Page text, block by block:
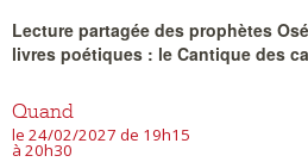
Lecture partagée des prophètes
livres poétiques : le Cantique des
Quand
le 24/02/2027 de 19h15
à 20h30